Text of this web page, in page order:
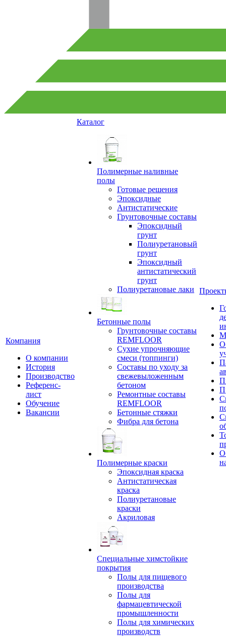
Компания
О компании
История
Производство
Референс-
лист
Обучение
Вакансии
Каталог
Полимерные наливные
полы
Готовые решения
Эпоксидные
Антистатические
Грунтовочные составы
Эпоксидный
грунт
Полиуретановый
грунт
Эпоксидный
антистатический
грунт
Полиуретановые лаки
Бетонные полы
Грунтовочные составы
REMFLOOR
Сухие упрочняющие
смеси (топпинги)
Составы по уходу за
свежевыложенным
бетоном
Ремонтные составы
REMFLOOR
Бетонные стяжки
Фибра для бетона
Полимерные краски
Эпоксидная краска
Антистатическая
краска
Полиуретановые
краски
Акриловая
Специальные химстойкие
покрытия
Полы для пищевого
производства
Полы для
фармацевтической
промышленности
Полы для химических
производств